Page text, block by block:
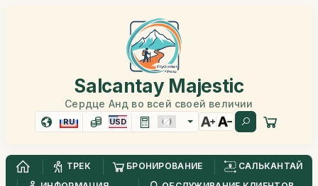
Salcantay Majestic
Сердце Анд во всей своей величии
RU USD
ТРЕК БРОНИРОВАНИЕ
САЛЬКАНТАЙ